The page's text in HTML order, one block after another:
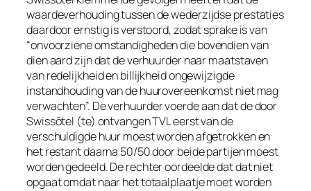
waardeverhouding tussen de wederzijdse prestaties
daardoor ernstig is verstoord, zodat sprake is van
“onvoorziene omstandigheden die bovendien van
dien aard zijn dat de verhuurder naar maatstaven
van redelijkheid en billijkheid ongewijzigde
instandhouding van de huurovereenkomst niet mag
verwachten”. De verhuurder voerde aan dat de door
Swissôtel (te) ontvangen TVL eerst van de
verschuldigde huur moest worden afgetrokken en
het restant daarna 50/50 door beide partijen moest
worden gedeeld. De rechter oordeelde dat dat niet
opgaat omdat naar het totaalplaatje moet worden